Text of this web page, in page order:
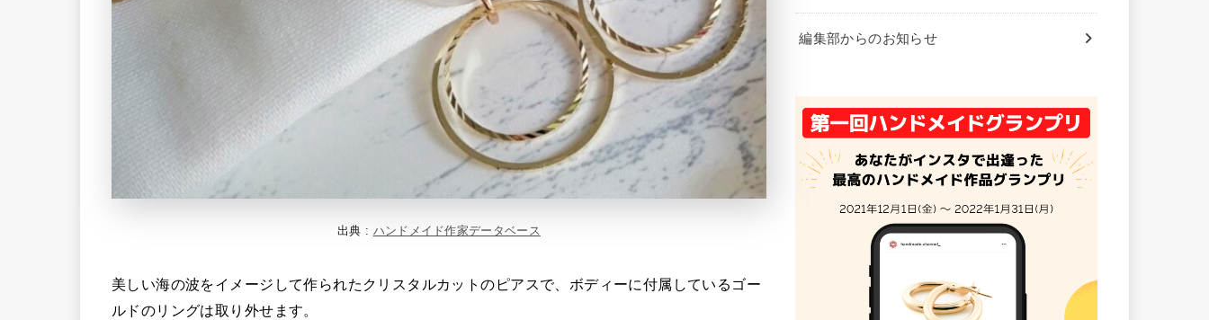
出典 : ハンドメイド作家データベース
美しい海の波をイメージして作られたクリスタルカットのピアスで、ボディーに付属しているゴー
ルドのリングは取り外せます。
編集部からのお知らせ